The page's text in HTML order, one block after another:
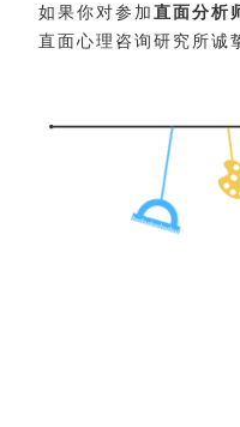
如果你对参加直面分析
直面心理咨询研究所诚